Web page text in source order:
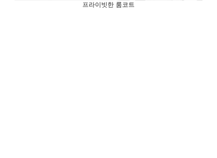
프라이빗한 룸코트